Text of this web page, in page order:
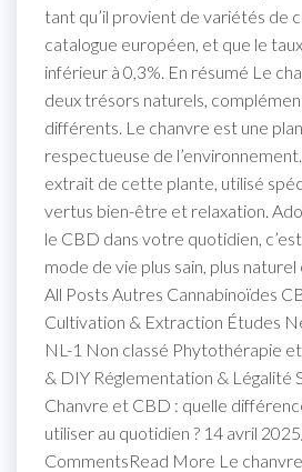
tant qu’il provient de variétés de
catalogue européen, et que le
inférieur à 0,3%. En résumé Le
deux trésors naturels,
différents. Le chanvre est une
respectueuse de
extrait de cette plante, utilisé
vertus bien-être et relaxation.
le CBD dans votre quotidien,
mode de vie plus sain, plus
All Posts Autres Cannabinoïdes
Cultivation & Extraction Études
NL-1 Non classé Phytothérapie
& DIY Réglementation & Légalité
Chanvre et CBD : quelle
utiliser au quotidien ? 14 avril
CommentsRead More Le chanvre